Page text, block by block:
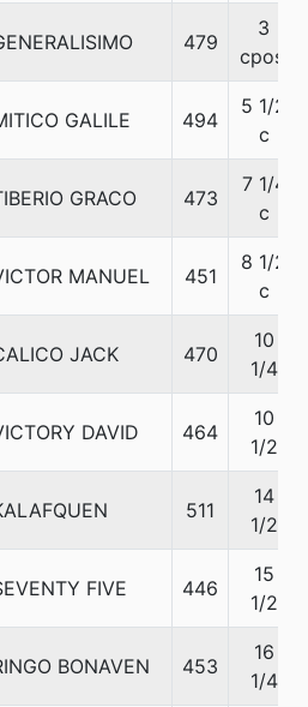
479
3
cpos.
GALILE 494
5 1/2
c
GRACO 473
7 1/4
c
MANUEL 451
8 1/2
c
JACK 470
10
1/4
DAVID 464
10
1/2
511
14
1/2
FIVE 446
15
1/2
BONAVEN 453
16
1/4